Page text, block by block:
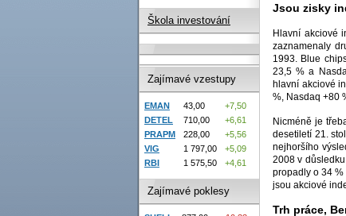
Jsou zisky
Hlavní akciové
zaznamenaly
1993. Blue
23,5 % a
hlavní akciové
%, Nasdaq +80
Nicméně je
desetiletí 21.
nejhoršího
2008 v
propadly o 34 %
jsou akciové
Trh práce,
Škola investování
Zajímavé vzestupy
EMAN 43,00
+7,50
DETEL
710,00
+6,61
PRAPM
228,00
+5,56
VIG
1 797,00
+5,09
RBI
1 575,50 +4,61
Zajímavé poklesy